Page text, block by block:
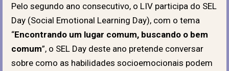
Pelo segundo ano consecutivo, o LIV participa do SEL
Day (Social Emotional Learning Day), com o tema
“Encontrando um lugar comum, buscando o bem
comum”, o SEL Day deste ano pretende conversar
sobre como as habilidades socioemocionais podem